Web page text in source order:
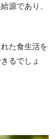
源であり、
た食生活を
るでしょ